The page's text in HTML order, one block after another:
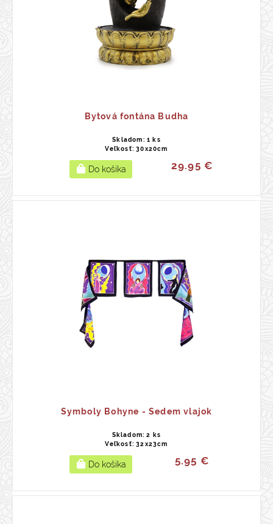
Bytová fontána Budha
Skladom: 1 ks
Veľkosť: 30x20cm
29.95 €
Symboly Bohyne - Sedem vlajok
Skladom: 2 ks
Veľkosť: 32x23cm
5.95 €